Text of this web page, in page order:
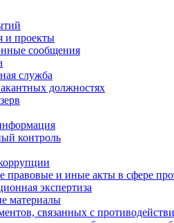
и проекты
сообщения
служба
должностях
контроль
правовые и иные акты в сфере
экспертиза
материалы
связанных с